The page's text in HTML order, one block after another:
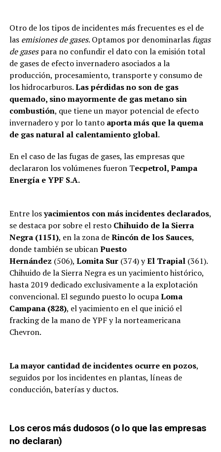
Otro de los tipos de incidentes más frecuentes es el de
lasemisiones de gases. Optamos por denominarlasfugas
de gasespara no confundir el dato con la emisión total
de gases de efecto invernadero asociados a la
producción, procesamiento, transporte y consumo de
los hidrocarburos.Las pérdidas no son de gas
quemado, sino mayormente de gas metano sin
combustión, que tiene un mayor potencial de efecto
invernadero y por lo tanto aporta más que la quema
de gas natural al calentamiento global.
En el caso de las fugas de gases, las empresas que
declararon los volúmenes fueron Tecpetrol, Pampa
Energía e YPF S.A.
Entre losyacimientos con más incidentes declarados,
se destaca por sobre el resto Chihuido de la Sierra
Negra (1151), en la zona deRincón de los Sauces,
donde también se ubicanPuesto
Hernández (506), Lomita Sur(374) yEl Trapial(361).
Chihuido de la Sierra Negra es un yacimiento histórico,
hasta 2019 dedicado exclusivamente a la explotación
convencional. El segundo puesto lo ocupaLoma
Campana (828), el yacimiento en el que inició el
fracking de la mano de YPF y la norteamericana
Chevron.
La mayor cantidad de incidentes ocurre en pozos,
seguidos por los incidentes en plantas, líneas de
conducción, baterías y ductos.
Los ceros más dudosos (o lo que las empresas
no declaran)